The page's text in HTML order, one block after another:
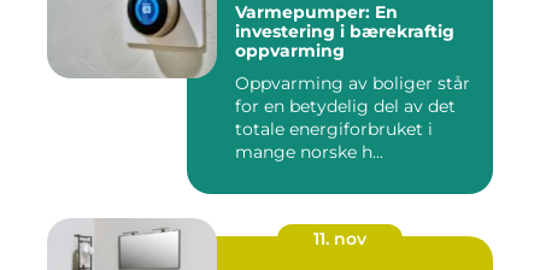
Varmepumper: En
investering i bærekraftig
oppvarming
Oppvarming av boliger står
for en betydelig del av det
totale energiforbruket i
mange norske h...
11. nov